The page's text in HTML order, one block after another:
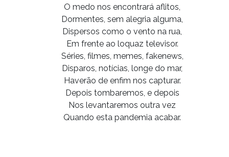
O medo nos encontrará aflitos,
Dormentes, sem alegria alguma,
Dispersos como o vento na rua,
Em frente ao loquaz televisor.
Séries, filmes, memes, fakenews,
Disparos, notícias, longe do mar,
Haverão de enfim nos capturar.
Depois tombaremos, e depois
Nos levantaremos outra vez
Quando esta pandemia acabar.